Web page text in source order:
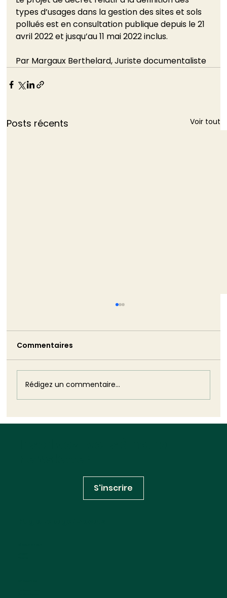
types d’usages dans la gestion des sites et sols
pollués est en consultation publique depuis le 21
avril 2022 et jusqu’au 11 mai 2022 inclus.
Par Margaux Berthelard, Juriste documentaliste
Posts récents Voir tout
l’aurait été son silence
Monique Barbut a annoncé sa démission.
Puis elle est restée. Cette volte-face est
plus dommageable que n'aurait pu l'être
son silence : elle révèle, dans toute sa
brutalité, l'impuissance structurelle
Commentaires
Rédigez un commentaire...
S'inscrire